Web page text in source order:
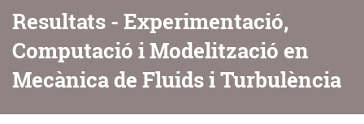
Resultats - Experimentació,
Computació i Modelització en
Mecànica de Fluids i Turbulència